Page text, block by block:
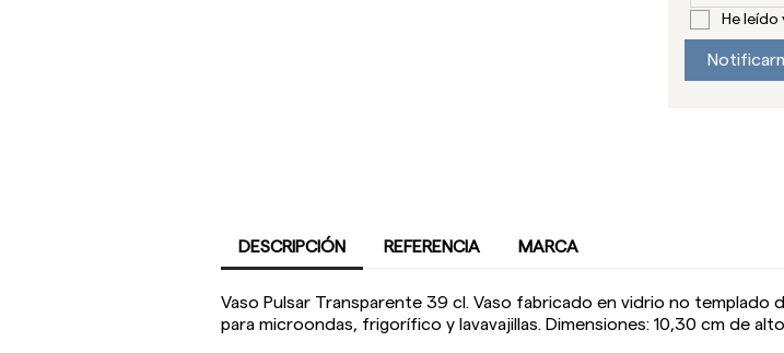
He leído
DESCRIPCIÓN REFERENCIA MARCA
Vaso Pulsar Transparente 39 cl. Vaso fabricado en vidrio no
para microondas, frigorífico y lavavajillas. Dimensiones: 10,30 cm de